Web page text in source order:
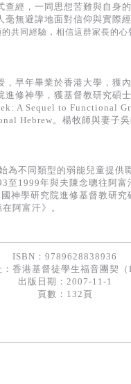
經，一同思想苦難與自身
無避諱地面對信仰與實際
共同經驗，相信這群家長的心
早年畢業於香港大學，獲
修神學，獲基督教研究碩
A Sequel to Functional
Hebrew。楊牧師與妻子
為不同類型的弱能兒童提供
至1999年與夫陳念聰往阿
神學研究院進修基督教研
阿富汗》。
ISBN：9789628838936
香港基督徒學生福音團契（
出版日期：2007-11-1
頁數：132頁